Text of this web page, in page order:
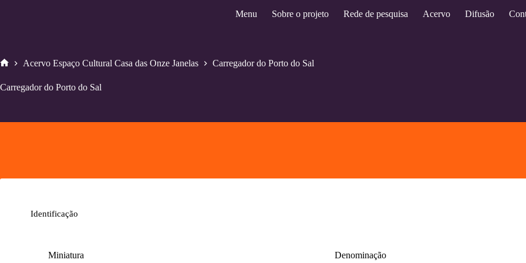
Menu Sobre o projeto Rede de pesquisa Acervo Difusão
Acervo Espaço Cultural Casa das Onze Janelas Carregador do Porto do Sal
Carregador do Porto do Sal
Identificação
Miniatura Denominação